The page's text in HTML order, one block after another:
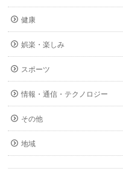
健康
娯楽・楽しみ
スポーツ
情報・通信・テクノロジー
その他
地域